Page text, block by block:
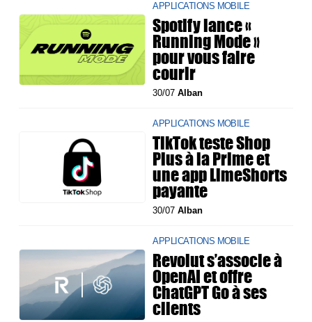
APPLICATIONS MOBILE
Spotify lance «
Running Mode »
pour vous faire
courir
30/07Alban
APPLICATIONS MOBILE
TikTok teste Shop
Plus à la Prime et
une app LimeShorts
payante
30/07Alban
APPLICATIONS MOBILE
Revolut s’associe à
OpenAI et offre
ChatGPT Go à ses
clients